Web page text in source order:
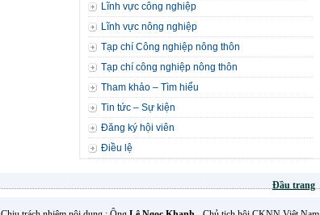
Lĩnh vực công nghiệp
Lĩnh vực nông nghiệp
Tạp chí Công nghiệp nông thôn
Tạp chí công nghiệp nông thôn
Tham khảo – Tìm hiểu
Tin tức – Sự kiện
Đăng ký hội viên
Điều lệ
Đầu trang